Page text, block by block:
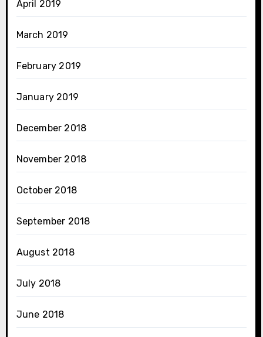
April 2019
March 2019
February 2019
January 2019
December 2018
November 2018
October 2018
September 2018
August 2018
July 2018
June 2018